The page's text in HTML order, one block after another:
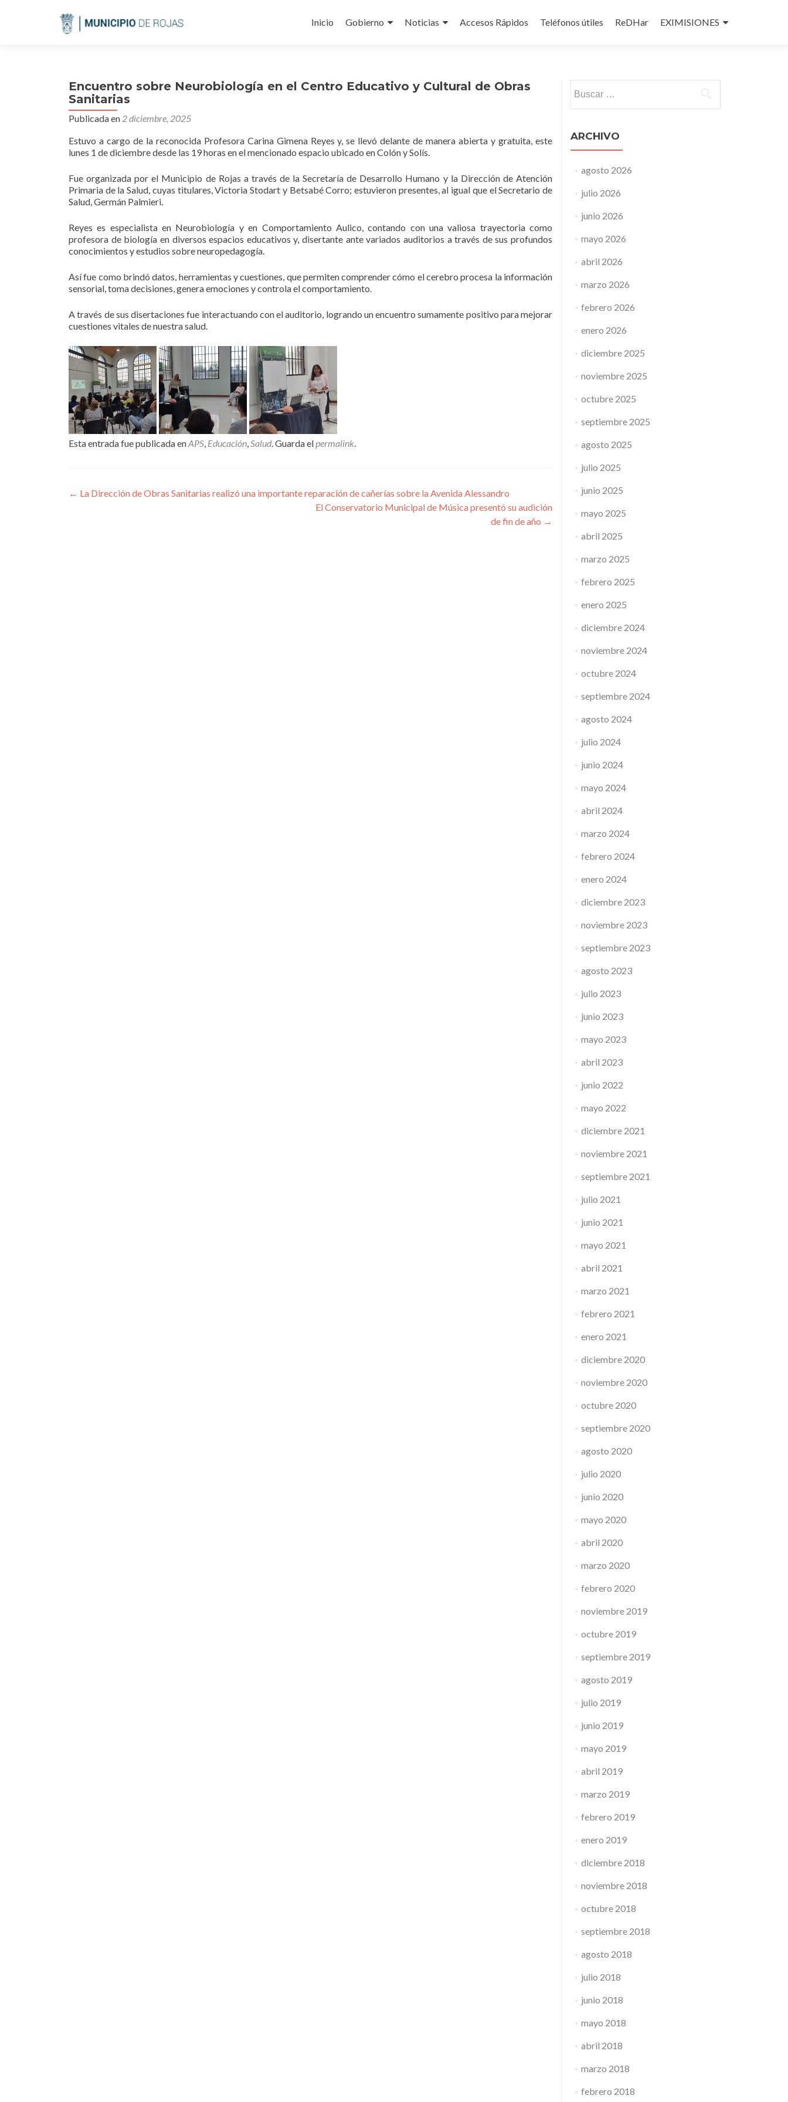
al
Inicio Gobierno Noticias Accesos Rápidos Teléfonos útiles ReDHar EXIMISIONES
Encuentro sobre Neurobiología en el Centro Educativo y Cultural de Obras
Sanitarias
Publicada en 2 diciembre, 2025
Estuvo a cargo de la reconocida Profesora Carina Gimena Reyes y, se llevó delante de manera abierta y gratuita, este
lunes 1 de diciembre desde las 19 horas en el mencionado espacio ubicado en Colón y Solís.
Fue organizada por el Municipio de Rojas a través de la Secretaría de Desarrollo Humano y la Dirección de Atención
Primaria de la Salud, cuyas titulares, Victoria Stodart y Betsabé Corro; estuvieron presentes, al igual que el Secretario de
Salud, Germán Palmieri.
Reyes es especialista en Neurobiología y en Comportamiento Aulico, contando con una valiosa trayectoria como
profesora de biología en diversos espacios educativos y, disertante ante variados auditorios a través de sus profundos
conocimientos y estudios sobre neuropedagogía.
Así fue como brindó datos, herramientas y cuestiones, que permiten comprender cómo el cerebro procesa la información
sensorial, toma decisiones, genera emociones y controla el comportamiento.
A través de sus disertaciones fue interactuando con el auditorio, logrando un encuentro sumamente positivo para mejorar
cuestiones vitales de nuestra salud.
Esta entrada fue publicada enAPS, Educación,Salud. Guarda elpermalink.
Navegación
← La Dirección de Obras Sanitarias realizó una importante reparación de cañerías sobre la Avenida Alessandro
El Conservatorio Municipal de Música presentó su audición
de fin de año →
ARCHIVO
agosto 2026
julio 2026
junio 2026
mayo 2026
abril 2026
marzo 2026
febrero 2026
enero 2026
diciembre 2025
noviembre 2025
octubre 2025
septiembre 2025
agosto 2025
julio 2025
junio 2025
mayo 2025
abril 2025
marzo 2025
febrero 2025
enero 2025
diciembre 2024
noviembre 2024
octubre 2024
septiembre 2024
agosto 2024
julio 2024
junio 2024
mayo 2024
abril 2024
marzo 2024
febrero 2024
enero 2024
diciembre 2023
noviembre 2023
septiembre 2023
agosto 2023
julio 2023
junio 2023
mayo 2023
abril 2023
junio 2022
mayo 2022
diciembre 2021
noviembre 2021
septiembre 2021
julio 2021
junio 2021
mayo 2021
abril 2021
marzo 2021
febrero 2021
enero 2021
diciembre 2020
noviembre 2020
octubre 2020
septiembre 2020
agosto 2020
julio 2020
junio 2020
mayo 2020
abril 2020
marzo 2020
febrero 2020
noviembre 2019
octubre 2019
septiembre 2019
agosto 2019
julio 2019
junio 2019
mayo 2019
abril 2019
marzo 2019
febrero 2019
enero 2019
diciembre 2018
noviembre 2018
octubre 2018
septiembre 2018
agosto 2018
julio 2018
junio 2018
mayo 2018
abril 2018
marzo 2018
febrero 2018